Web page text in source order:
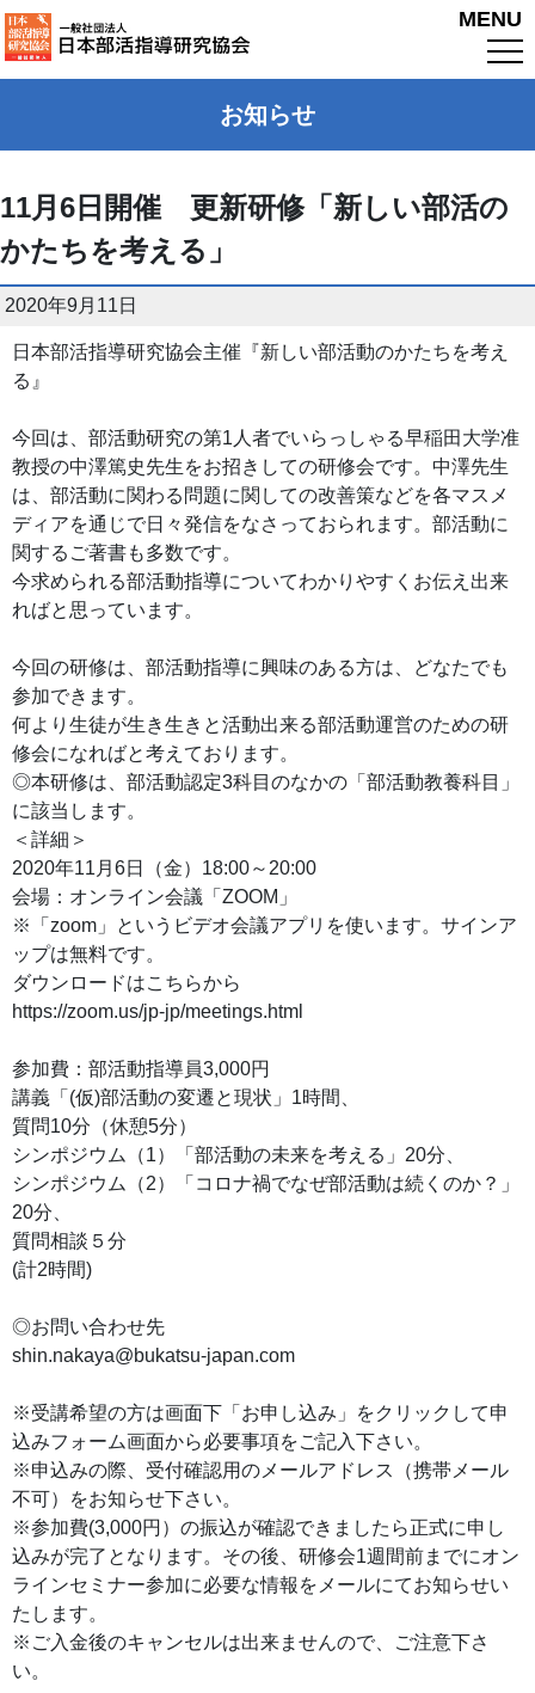
MENU
お知らせ
11月6日開催 更新研修「新しい部活の
かたちを考える」
2020年9月11日
日本部活指導研究協会主催『新しい部活動のかたちを考え
る』
今回は、部活動研究の第1人者でいらっしゃる早稲田大学准
教授の中澤篤史先生をお招きしての研修会です。中澤先生
は、部活動に関わる問題に関しての改善策などを各マスメ
ディアを通じで日々発信をなさっておられます。部活動に
関するご著書も多数です。
今求められる部活動指導についてわかりやすくお伝え出来
ればと思っています。
今回の研修は、部活動指導に興味のある方は、どなたでも
参加できます。
何より生徒が生き生きと活動出来る部活動運営のための研
修会になればと考えております。
◎本研修は、部活動認定3科目のなかの「部活動教養科目」
に該当します。
＜詳細＞
2020年11月6日（金）18:00～20:00
会場：オンライン会議「ZOOM」
※「zoom」というビデオ会議アプリを使います。サインア
ップは無料です。
ダウンロードはこちらから
https://zoom.us/jp-jp/meetings.html
参加費：部活動指導員3,000円
講義「(仮)部活動の変遷と現状」1時間、
質問10分（休憩5分）
シンポジウム（1）「部活動の未来を考える」20分、
シンポジウム（2）「コロナ禍でなぜ部活動は続くのか？」
20分、
質問相談５分
(計2時間)
◎お問い合わせ先
shin.nakaya@bukatsu-japan.com
※受講希望の方は画面下「お申し込み」をクリックして申
込みフォーム画面から必要事項をご記入下さい。
※申込みの際、受付確認用のメールアドレス（携帯メール
不可）をお知らせ下さい。
※参加費(3,000円）の振込が確認できましたら正式に申し
込みが完了となります。その後、研修会1週間前までにオン
ラインセミナー参加に必要な情報をメールにてお知らせい
たします。
※ご入金後のキャンセルは出来ませんので、ご注意下さ
い。